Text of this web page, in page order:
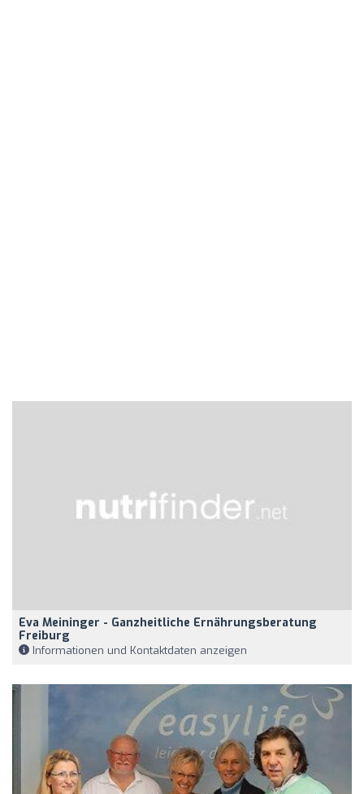
Eva Meininger - Ganzheitliche Ernährungsberatung
Freiburg
Informationen und Kontaktdaten anzeigen